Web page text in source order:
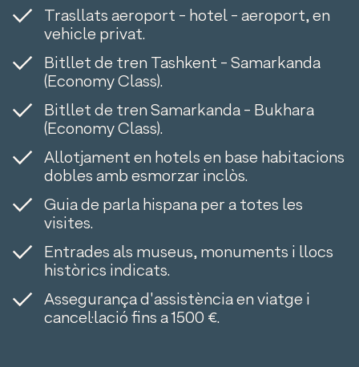
Trasllats aeroport - hotel - aeroport, en
vehicle privat.
Bitllet de tren Tashkent - Samarkanda
(Economy Class).
Bitllet de tren Samarkanda - Bukhara
(Economy Class).
Allotjament en hotels en base habitacions
dobles amb esmorzar inclòs.
Guia de parla hispana per a totes les
visites.
Entrades als museus, monuments i llocs
històrics indicats.
Assegurança d'assistència en viatge i
cancel·lació fins a 1500 €.